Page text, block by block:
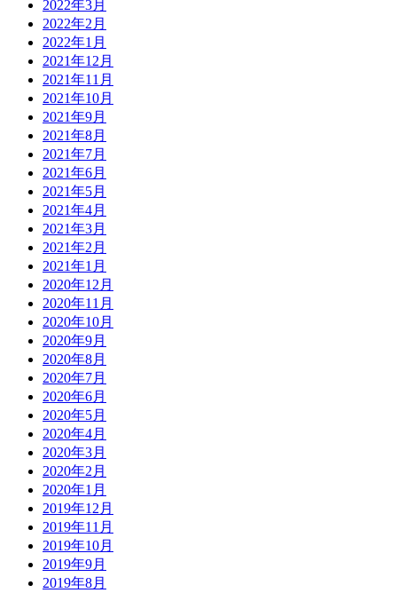
2022年3月
2022年2月
2022年1月
2021年12月
2021年11月
2021年10月
2021年9月
2021年8月
2021年7月
2021年6月
2021年5月
2021年4月
2021年3月
2021年2月
2021年1月
2020年12月
2020年11月
2020年10月
2020年9月
2020年8月
2020年7月
2020年6月
2020年5月
2020年4月
2020年3月
2020年2月
2020年1月
2019年12月
2019年11月
2019年10月
2019年9月
2019年8月